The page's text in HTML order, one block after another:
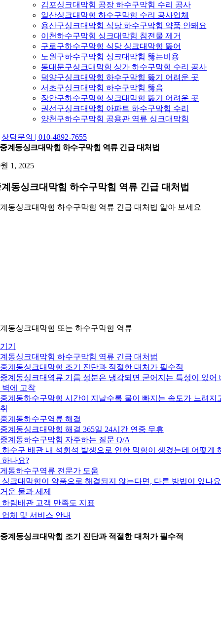
김포싱크대막힘 공장 하수구막힘 수리 공사
일산싱크대막힘 하수구막힘 수리 공사업체
용산구싱크대막힘 식당 하수구막힘 약품 안돼요
이천하수구막힘 싱크대막힘 침전물 제거
구로구하수구막힘 식당 싱크대막힘 뚫어
노원구하수구막힘 싱크대막힘 뚫는비용
동대문구싱크대막힘 상가 하수구막힘 수리 공사
덕양구싱크대막힘 하수구막힘 뚫기 어려운 곳
서초구싱크대막힘 하수구막힘 뚫음
장안구하수구막힘 싱크대막힘 뚫기 어려운 곳
권선구싱크대막힘 아파트 하수구막힘 수리
양천구하수구막힘 공용관 역류 싱크대막힘
상담문의 | 010-4892-7655
중계동싱크대막힘 하수구막힘 역류 긴급 대처법
1, 2025
동싱크대막힘 하수구막힘 역류 긴급 대처법
동싱크대막힘 하수구막힘 역류 긴급 대처법 알아 보세요
동싱크대막힘 또는 하수구막힘 역류
기
동싱크대막힘 하수구막힘 역류 긴급 대처법
계동싱크대막힘 조기 진단과 적절한 대처가 필수적
계동싱크대역류 기름 성분은 냉각되면 굳어지는 특성이 있어
벽에 고착
계동하수구막힘 시간이 지날수록 물이 빠지는 속도가 느려지
계동하수구역류 해결
계동싱크대막힘 해결 365일 24시간 연중 무휴
계동하수구막힘 자주하는 질문 Q/A
하수구 배관 내 석회석 발생으로 인한 막힘이 생겼는데 어떻게
하나요?
동하수구역류 전문가 도움
싱크대막힘이 약품으로 해결되지 않는다면, 다른 방법이 있나
운 물과 세제
림배관 고객 만족도 지표
업체 및 서비스 안내
계동싱크대막힘 조기 진단과 적절한 대처가 필수적